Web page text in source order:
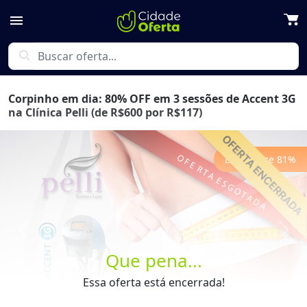
menu
search
Que pena...
Essa oferta está encerrada!
Corpinho em dia: 80% OFF em 3 sessões de Accent 3G
na Clínica Pelli (de R$600 por R$117)
Economize 81%
Previous Next